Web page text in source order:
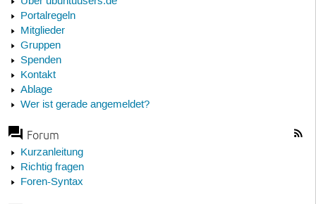
Portalregeln
Mitglieder
Gruppen
Spenden
Kontakt
Ablage
Wer ist gerade angemeldet?
Forum
Kurzanleitung
Richtig fragen
Foren-Syntax